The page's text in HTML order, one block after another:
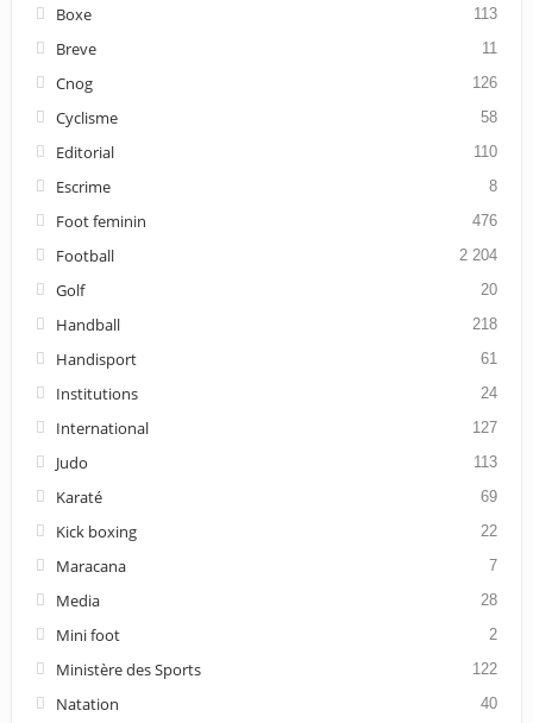
Boxe 113
Breve 11
Cnog 126
Cyclisme 58
Editorial 110
Escrime 8
Foot feminin 476
Football 2 204
Golf 20
Handball 218
Handisport 61
Institutions 24
International 127
Judo 113
Karaté 69
Kick boxing 22
Maracana 7
Media 28
Mini foot 2
Ministère des Sports 122
Natation 40